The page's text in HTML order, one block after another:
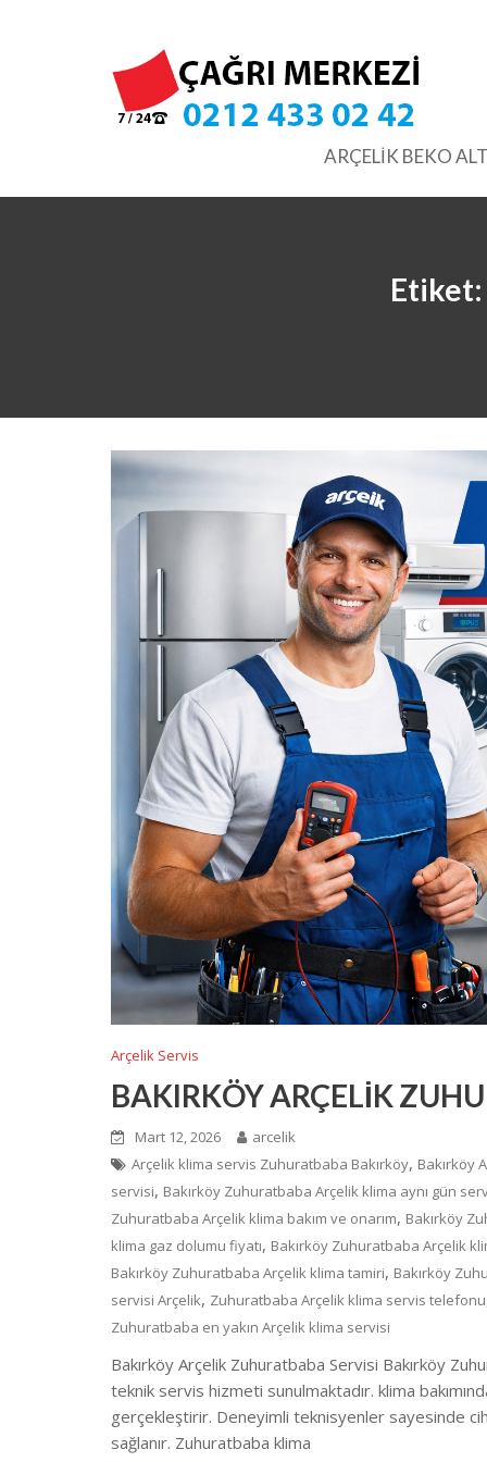
ARÇELİK BEKO
Etiket:
Arçelik Servis
BAKIRKÖY ARÇELİK
Mart 12, 2026
arcelik
Arçelik klima servis Zuhuratbaba Bakırköy, Bakırköy
servisi, Bakırköy Zuhuratbaba Arçelik klima aynı gün
Zuhuratbaba Arçelik klima bakım ve onarım, Bakırköy
klima gaz dolumu fiyatı, Bakırköy Zuhuratbaba Arçelik
Bakırköy Zuhuratbaba Arçelik klima tamiri, Bakırköy
servisi Arçelik, Zuhuratbaba Arçelik klima servis telefonu
Zuhuratbaba en yakın Arçelik klima servisi
Bakırköy Arçelik Zuhuratbaba Servisi Bakırköy
teknik servis hizmeti sunulmaktadır. klima
gerçekleştirir. Deneyimli teknisyenler sayesinde
sağlanır. Zuhuratbaba klima